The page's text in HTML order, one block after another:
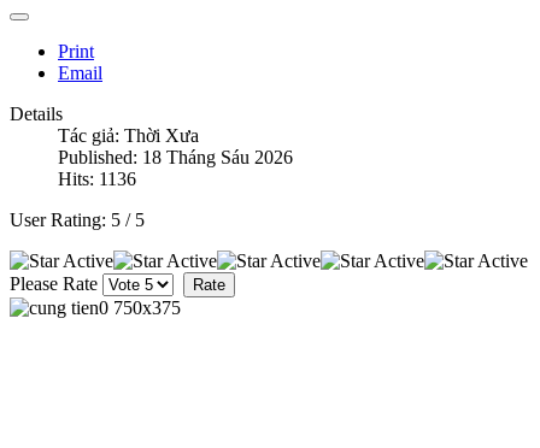
Print
Email
Details
Tác giả: Thời Xưa
Published: 18 Tháng Sáu 2026
Hits: 1136
User Rating: 5 / 5
Please Rate